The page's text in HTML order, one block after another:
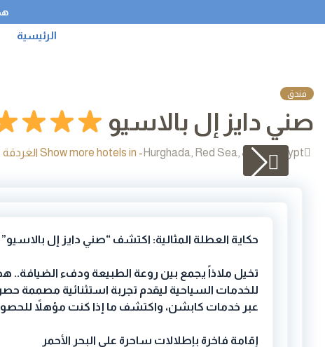
الرئيسية
فندق
صني دايز إل بالاسيو
Hurghada, Red Sea, 84512, Egypt - Show more hotels in الغردقة
حكاية العطلة المثالية: اكتشف “صني دايز إل
تخيل ملاذاً يجمع بين روعة الطبيعة ودفء الضيافة..
للخدمات السياحية ليقدم تجربة استثنائية مصممة
عبر خدمات كابشن، واكتشف ما إذا كنت مؤهلاً
إقامة فاخرة بإطلالات ساحرة على البحر الأحمر